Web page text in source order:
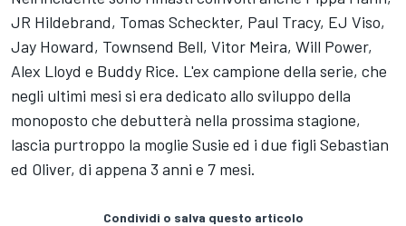
JR Hildebrand, Tomas Scheckter, Paul Tracy, EJ Viso,
Jay Howard, Townsend Bell, Vitor Meira, Will Power,
Alex Lloyd e Buddy Rice. L'ex campione della serie, che
negli ultimi mesi si era dedicato allo sviluppo della
monoposto che debutterà nella prossima stagione,
lascia purtroppo la moglie Susie ed i due figli Sebastian
ed Oliver, di appena 3 anni e 7 mesi.
Condividi o salva questo articolo